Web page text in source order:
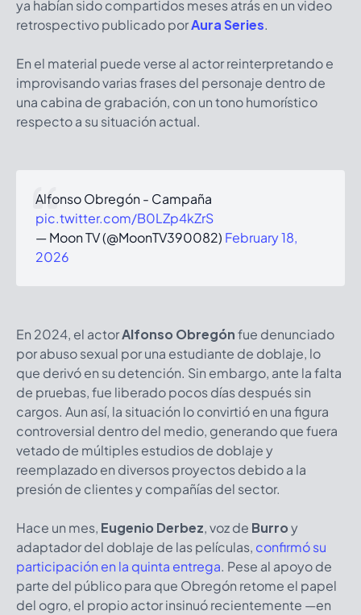
ya habían sido compartidos meses atrás en un video
retrospectivo publicado porAura Series.
En el material puede verse al actor reinterpretando e
improvisando varias frases del personaje dentro de
una cabina de grabación, con un tono humorístico
respecto a su situación actual.
Alfonso Obregón - Campaña
pic.twitter.com/B0LZp4kZrS
— Moon TV (@MoonTV390082) February 18,
2026
En 2024, el actorAlfonso Obregónfue denunciado
por abuso sexual por una estudiante de doblaje, lo
que derivó en su detención. Sin embargo, ante la falta
de pruebas, fue liberado pocos días después sin
cargos. Aun así, la situación lo convirtió en una figura
controversial dentro del medio, generando que fuera
vetado de múltiples estudios de doblaje y
reemplazado en diversos proyectos debido a la
presión de clientes y compañías del sector.
Hace un mes, Eugenio Derbez, voz de Burroy
adaptador del doblaje de las películas, confirmó su
participación en la quinta entrega. Pese al apoyo de
parte del público para que Obregón retome el papel
del ogro, el propio actor insinuó recientemente —en